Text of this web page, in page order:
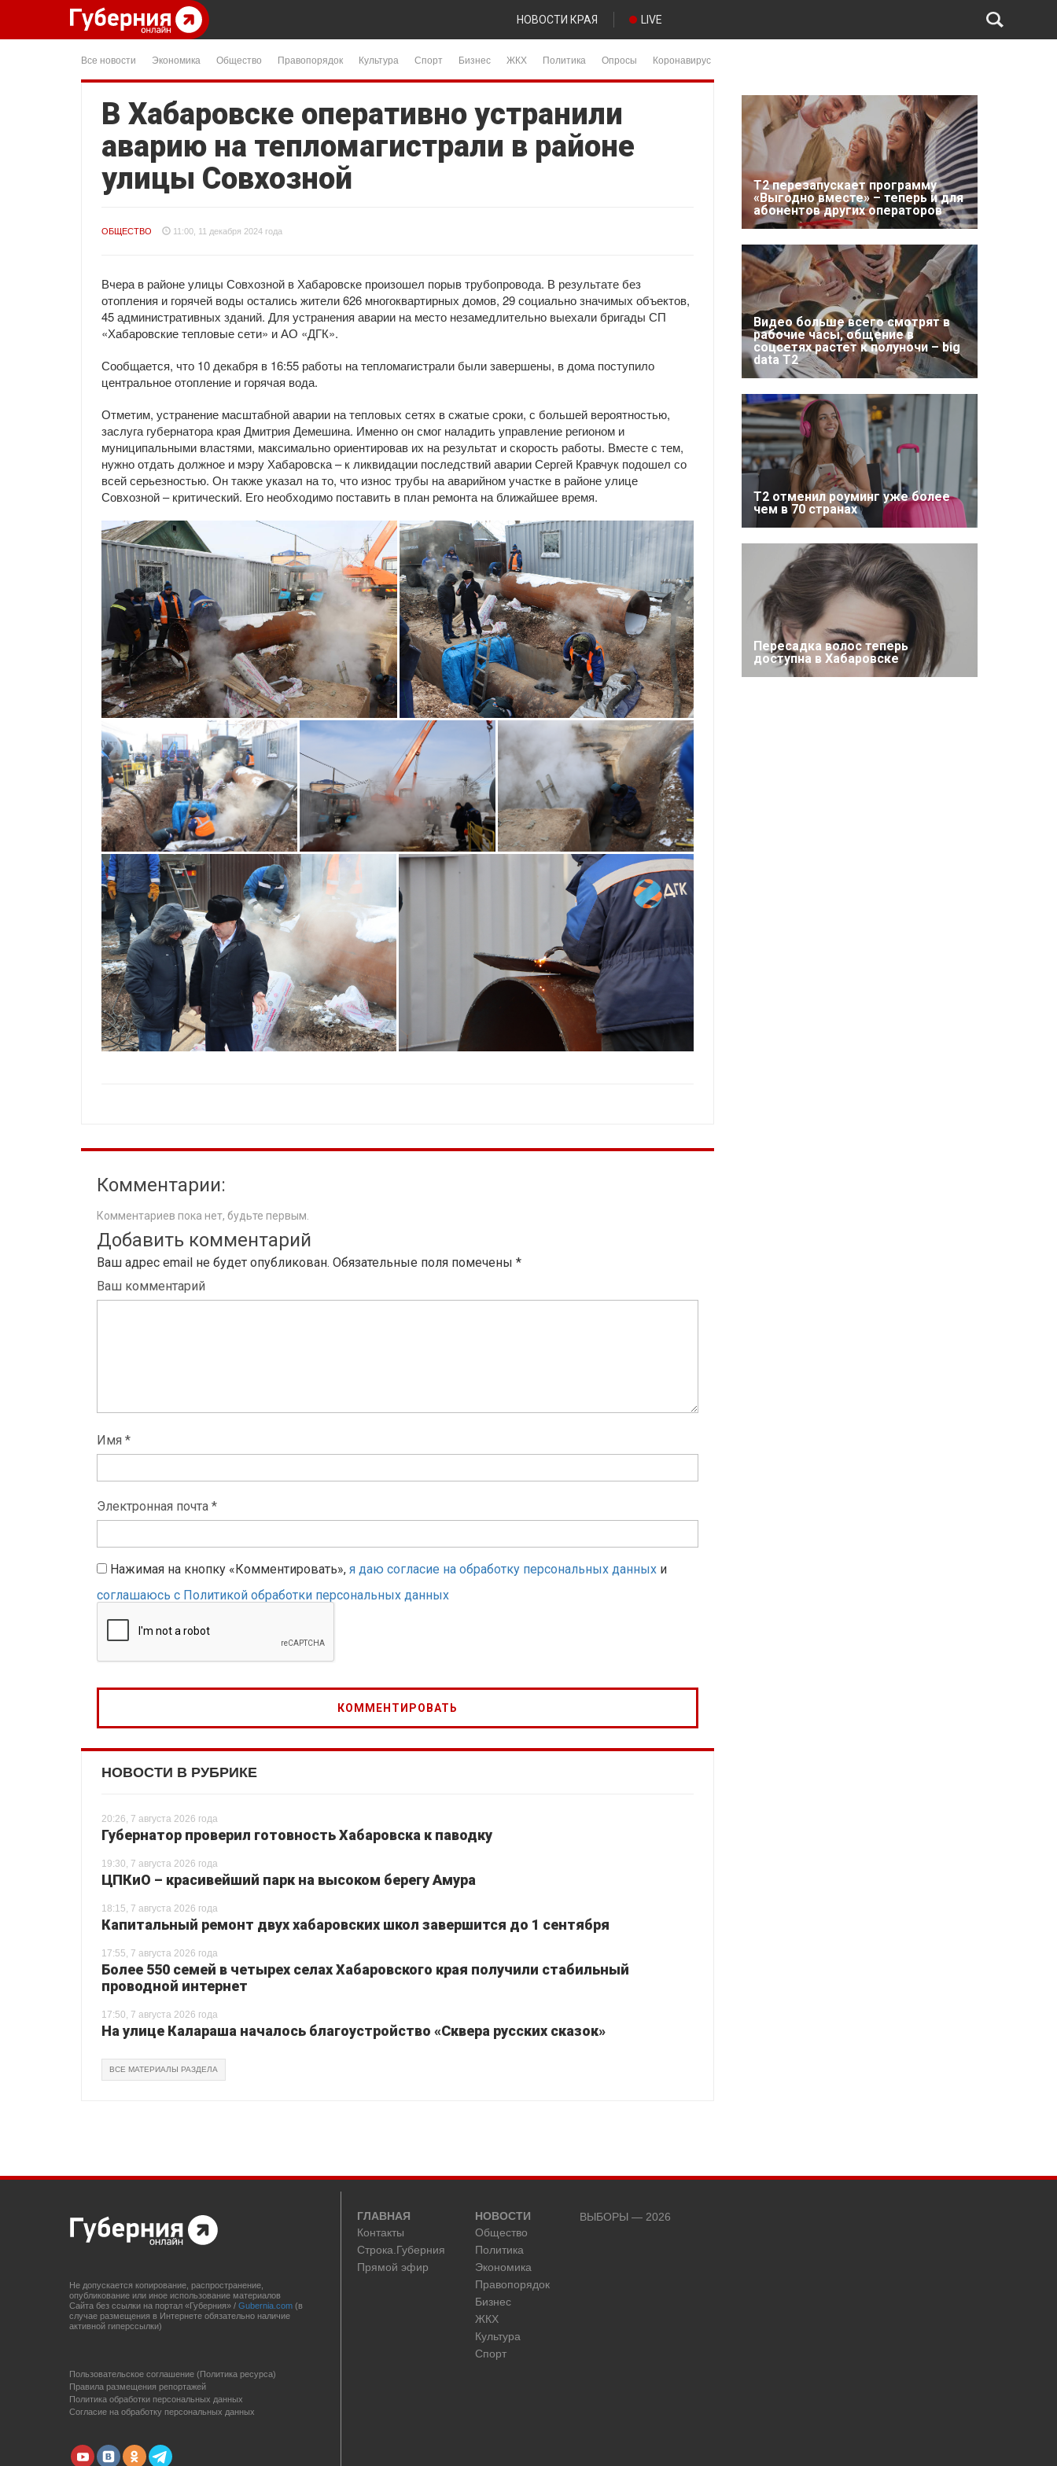
НОВОСТИ КРАЯ LIVE
Все новости Экономика Общество Правопорядок Культура Спорт Бизнес ЖКХ Политика Опросы Коронавирус
В Хабаровске оперативно устранили
аварию на тепломагистрали в районе
улицы Совхозной
ОБЩЕСТВО 11:00, 11 декабря 2024 года
Вчера в районе улицы Совхозной в Хабаровске произошел порыв трубопровода. В результате без
отопления и горячей воды остались жители 626 многоквартирных домов, 29 социально значимых объектов,
45 административных зданий. Для устранения аварии на место незамедлительно выехали бригады СП
«Хабаровские тепловые сети» и АО «ДГК».
Сообщается, что 10 декабря в 16:55 работы на тепломагистрали были завершены, в дома поступило
центральное отопление и горячая вода.
Отметим, устранение масштабной аварии на тепловых сетях в сжатые сроки, с большей вероятностью,
заслуга губернатора края Дмитрия Демешина. Именно он смог наладить управление регионом и
муниципальными властями, максимально ориентировав их на результат и скорость работы. Вместе с тем,
нужно отдать должное и мэру Хабаровска – к ликвидации последствий аварии Сергей Кравчук подошел со
всей серьезностью. Он также указал на то, что износ трубы на аварийном участке в районе улице
Совхозной – критический. Его необходимо поставить в план ремонта на ближайшее время.
Комментарии:
Комментариев пока нет, будьте первым.
Добавить комментарий
Ваш адрес email не будет опубликован. Обязательные поля помечены *
Ваш комментарий
Имя *
Электронная почта *
Нажимая на кнопку «Комментировать», я даю согласие на обработку персональных данных и
соглашаюсь с Политикой обработки персональных данных
НОВОСТИ В РУБРИКЕ
20:26, 7 августа 2026 года
Губернатор проверил готовность Хабаровска к паводку
19:30, 7 августа 2026 года
ЦПКиО – красивейший парк на высоком берегу Амура
18:15, 7 августа 2026 года
Капитальный ремонт двух хабаровских школ завершится до 1 сентября
17:55, 7 августа 2026 года
Более 550 семей в четырех селах Хабаровского края получили стабильный
проводной интернет
17:50, 7 августа 2026 года
На улице Калараша началось благоустройство «Сквера русских сказок»
ВСЕ МАТЕРИАЛЫ РАЗДЕЛА
Т2 перезапускает программу
«Выгодно вместе» – теперь и для
абонентов других операторов
Видео больше всего смотрят в
рабочие часы, общение в
соцсетях растет к полуночи – big
data T2
Т2 отменил роуминг уже более
чем в 70 странах
Пересадка волос теперь
доступна в Хабаровске
Не допускается копирование, распространение,
опубликование или иное использование материалов
Сайта без ссылки на портал «Губерния» / Gubernia.com (в
случае размещения в Интернете обязательно наличие
активной гиперссылки)
Пользовательское соглашение (Политика ресурса)
Правила размещения репортажей
Политика обработки персональных данных
Согласие на обработку персональных данных
ГЛАВНАЯ
Контакты
Строка.Губерния
Прямой эфир
НОВОСТИ
Общество
Политика
Экономика
Правопорядок
Бизнес
ЖКХ
Культура
Спорт
ВЫБОРЫ — 2026